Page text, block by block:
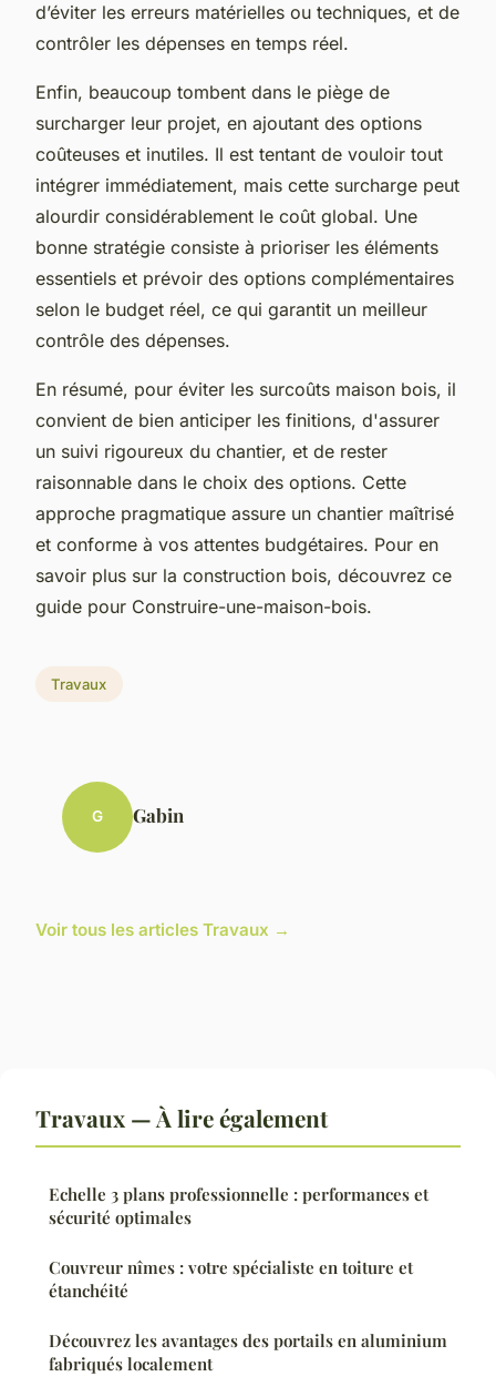
d’éviter les erreurs matérielles ou techniques, et de
contrôler les dépenses en temps réel.
Enfin, beaucoup tombent dans le piège de
surcharger leur projet, en ajoutant des options
coûteuses et inutiles. Il est tentant de vouloir tout
intégrer immédiatement, mais cette surcharge peut
alourdir considérablement le coût global. Une
bonne stratégie consiste à prioriser les éléments
essentiels et prévoir des options complémentaires
selon le budget réel, ce qui garantit un meilleur
contrôle des dépenses.
En résumé, pour éviter les surcoûts maison bois, il
convient de bien anticiper les finitions, d'assurer
un suivi rigoureux du chantier, et de rester
raisonnable dans le choix des options. Cette
approche pragmatique assure un chantier maîtrisé
et conforme à vos attentes budgétaires. Pour en
savoir plus sur la construction bois, découvrez ce
guide pour Construire-une-maison-bois.
Travaux
G Gabin
Voir tous les articles Travaux →
Travaux — À lire également
Echelle 3 plans professionnelle : performances et
sécurité optimales
Couvreur nîmes : votre spécialiste en toiture et
étanchéité
Découvrez les avantages des portails en aluminium
fabriqués localement